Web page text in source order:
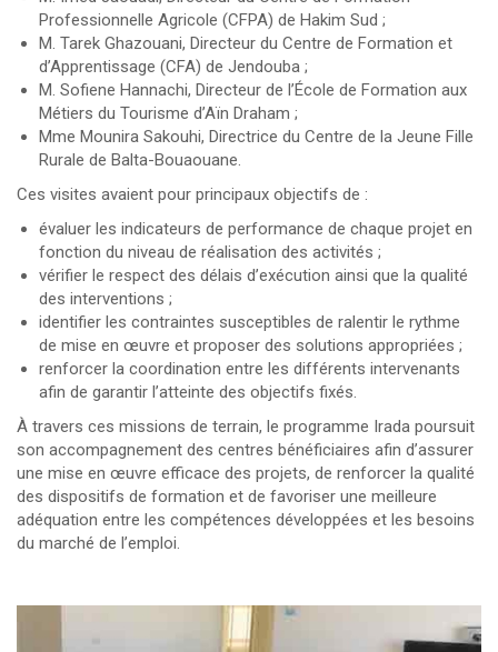
Professionnelle Agricole (CFPA) de Hakim Sud ;
M. Tarek Ghazouani, Directeur du Centre de Formation et
d’Apprentissage (CFA) de Jendouba ;
M. Sofiene Hannachi, Directeur de l’École de Formation aux
Métiers du Tourisme d’Aïn Draham ;
Mme Mounira Sakouhi, Directrice du Centre de la Jeune Fille
Rurale de Balta-Bouaouane.
Ces visites avaient pour principaux objectifs de :
évaluer les indicateurs de performance de chaque projet en
fonction du niveau de réalisation des activités ;
vérifier le respect des délais d’exécution ainsi que la qualité
des interventions ;
identifier les contraintes susceptibles de ralentir le rythme
de mise en œuvre et proposer des solutions appropriées ;
renforcer la coordination entre les différents intervenants
afin de garantir l’atteinte des objectifs fixés.
À travers ces missions de terrain, le programme Irada poursuit
son accompagnement des centres bénéficiaires afin d’assurer
une mise en œuvre efficace des projets, de renforcer la qualité
des dispositifs de formation et de favoriser une meilleure
adéquation entre les compétences développées et les besoins
du marché de l’emploi.